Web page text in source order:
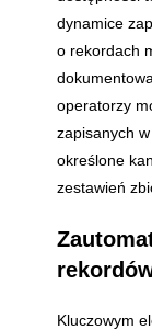
dynamice
o rekordach
operatorzy
zapisanych
określone
zestawień
Kluczowym